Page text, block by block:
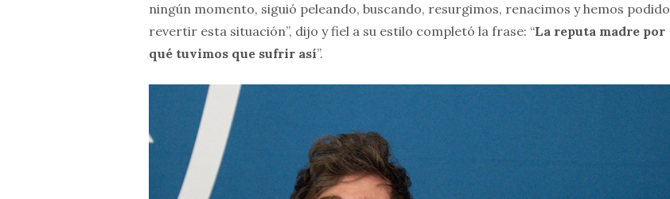
ningún momento, siguió peleando, buscando, resurgimos, renacimos y hemos podido
revertir esta situación”, dijo y fiel a su estilo completó la frase: “La reputa madre por
qué tuvimos que sufrir así”.